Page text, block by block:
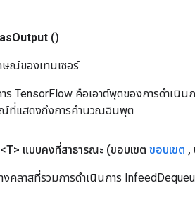
asOutput ()
ณ์ของเทนเซอร์
ร TensorFlow คือเอาต์พุตของการดำเนิน
ที่แสดงถึงการคำนวณอินพุต
<T> แบบคงที่สาธารณะ (ขอบเขต ขอบเขต ,
งคลาสที่รวมการดำเนินการ